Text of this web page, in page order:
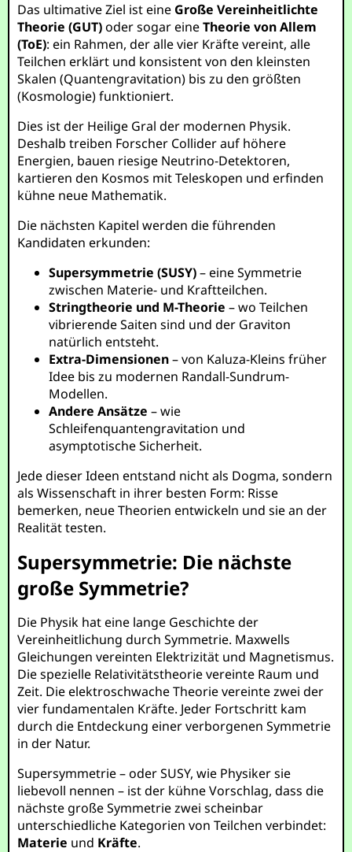
Das ultimative Ziel ist eine Große Vereinheitlichte
Theorie (GUT)oder sogar eineTheorie von Allem
(ToE): ein Rahmen, der alle vier Kräfte vereint, alle
Teilchen erklärt und konsistent von den kleinsten
Skalen (Quantengravitation) bis zu den größten
(Kosmologie) funktioniert.
Dies ist der Heilige Gral der modernen Physik.
Deshalb treiben Forscher Collider auf höhere
Energien, bauen riesige Neutrino-Detektoren,
kartieren den Kosmos mit Teleskopen und erfinden
kühne neue Mathematik.
Die nächsten Kapitel werden die führenden
Kandidaten erkunden:
Supersymmetrie (SUSY)– eine Symmetrie
zwischen Materie- und Kraftteilchen.
Stringtheorie und M-Theorie – wo Teilchen
vibrierende Saiten sind und der Graviton
natürlich entsteht.
Extra-Dimensionen– von Kaluza-Kleins früher
Idee bis zu modernen Randall-Sundrum-
Modellen.
Andere Ansätze – wie
Schleifenquantengravitation und
asymptotische Sicherheit.
Jede dieser Ideen entstand nicht als Dogma, sondern
als Wissenschaft in ihrer besten Form: Risse
bemerken, neue Theorien entwickeln und sie an der
Realität testen.
Supersymmetrie: Die nächste
große Symmetrie?
Die Physik hat eine lange Geschichte der
Vereinheitlichung durch Symmetrie. Maxwells
Gleichungen vereinten Elektrizität und Magnetismus.
Die spezielle Relativitätstheorie vereinte Raum und
Zeit. Die elektroschwache Theorie vereinte zwei der
vier fundamentalen Kräfte. Jeder Fortschritt kam
durch die Entdeckung einer verborgenen Symmetrie
in der Natur.
Supersymmetrie – oder SUSY, wie Physiker sie
liebevoll nennen – ist der kühne Vorschlag, dass die
nächste große Symmetrie zwei scheinbar
unterschiedliche Kategorien von Teilchen verbindet:
Materie und Kräfte.